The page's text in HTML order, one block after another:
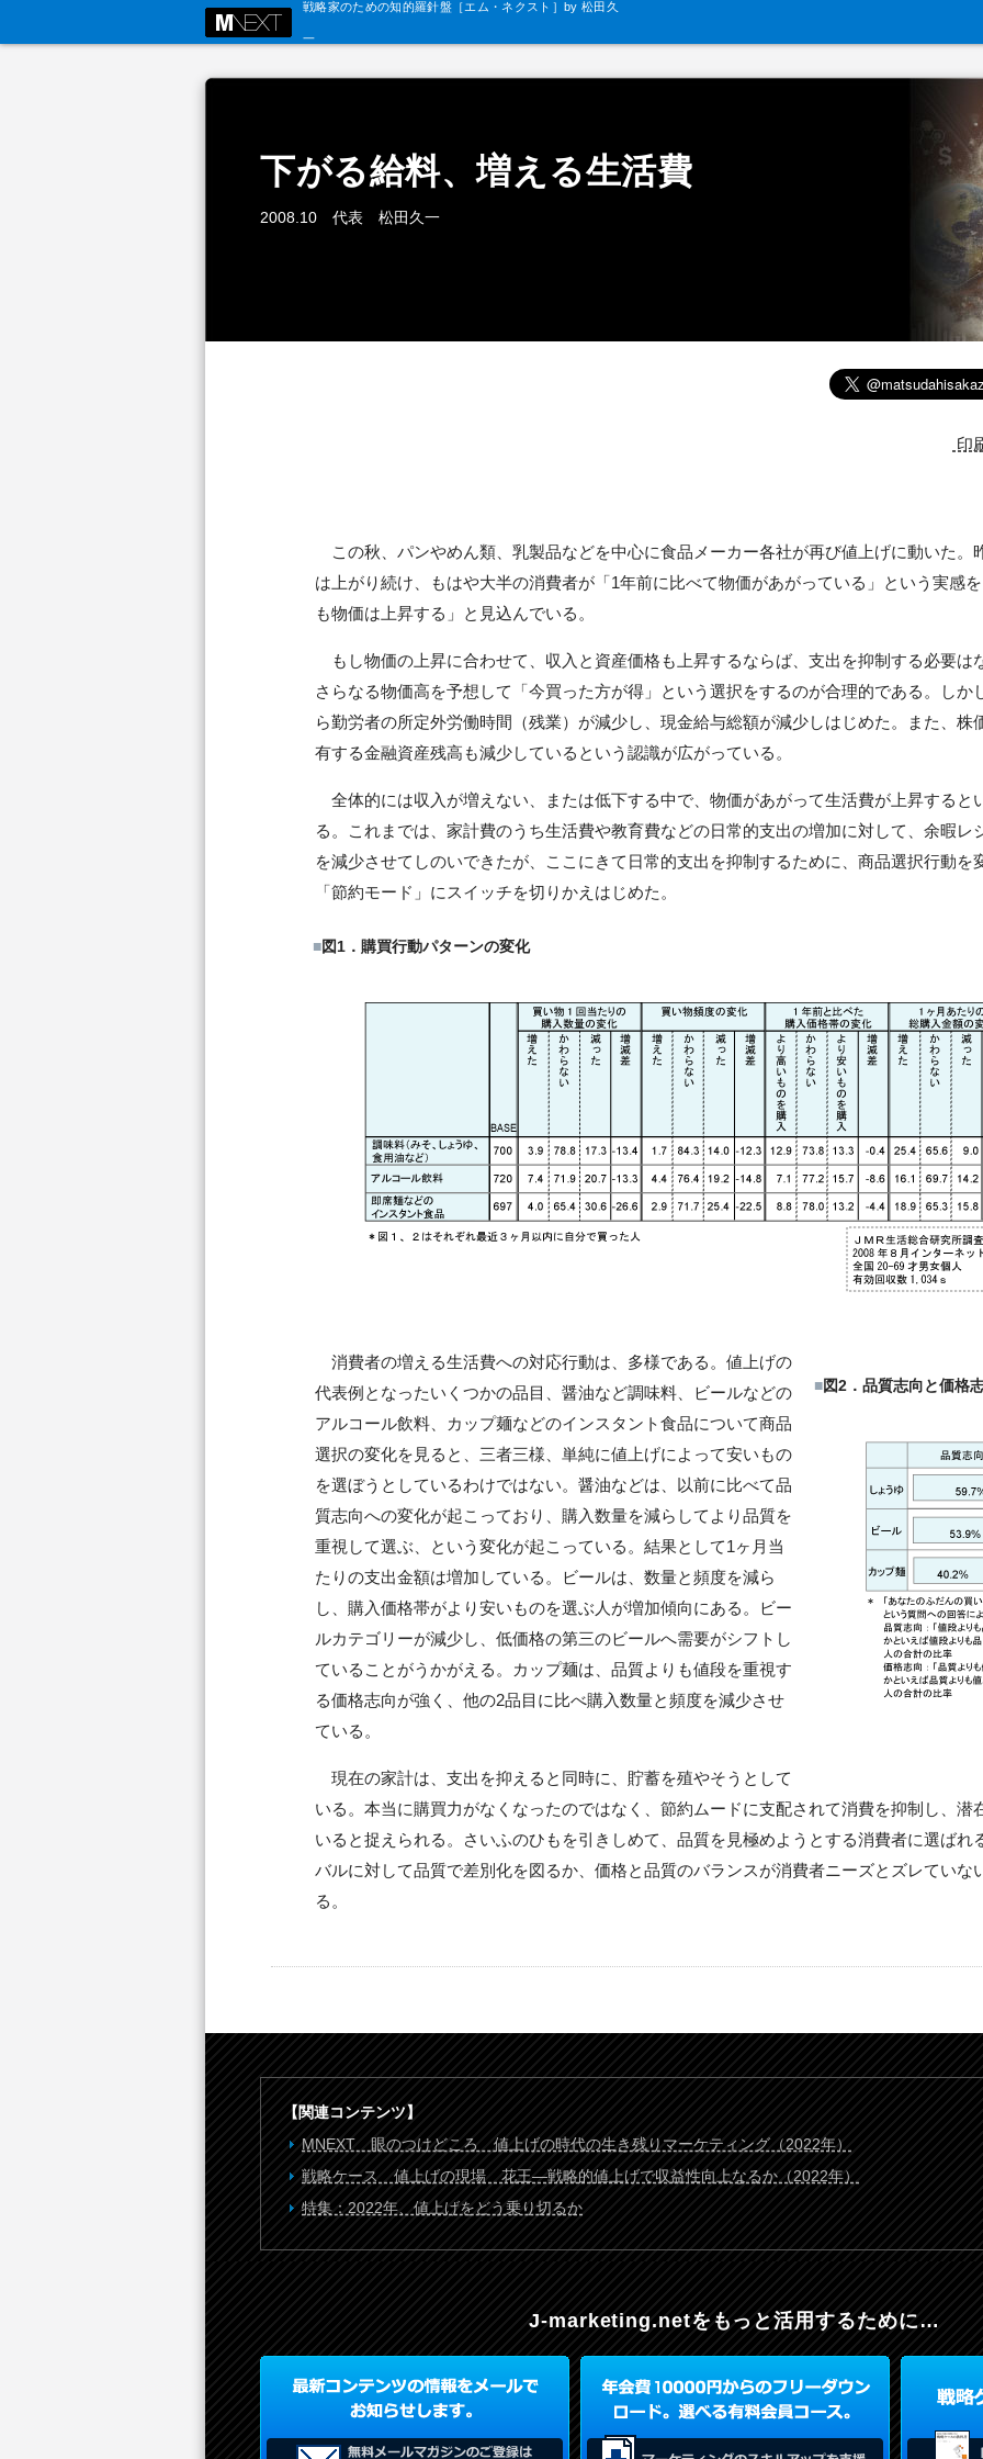
戦略家のための知的羅針盤［エム・ネクスト］by 松田久
一
下がる給料、増える生活費
2008.10 代表 松田久一
印
この秋、パンやめん類、乳製品などを中心に食品メーカー各社が再び値上げに動いた。
は上がり続け、もはや大半の消費者が「1年前に比べて物価があがっている」という実感
も物価は上昇する」と見込んでいる。
もし物価の上昇に合わせて、収入と資産価格も上昇するならば、支出を抑制する必要は
さらなる物価高を予想して「今買った方が得」という選択をするのが合理的である。しか
ら勤労者の所定外労働時間（残業）が減少し、現金給与総額が減少しはじめた。また、株
有する金融資産残高も減少しているという認識が広がっている。
全体的には収入が増えない、または低下する中で、物価があがって生活費が上昇すると
る。これまでは、家計費のうち生活費や教育費などの日常的支出の増加に対して、余暇レ
を減少させてしのいできたが、ここにきて日常的支出を抑制するために、商品選択行動を
「節約モード」にスイッチを切りかえはじめた。
■図1．購買行動パターンの変化
■図2．品質志向と価格
消費者の増える生活費への対応行動は、多様である。値上げの
代表例となったいくつかの品目、醤油など調味料、ビールなどの
アルコール飲料、カップ麺などのインスタント食品について商品
選択の変化を見ると、三者三様、単純に値上げによって安いもの
を選ぼうとしているわけではない。醤油などは、以前に比べて品
質志向への変化が起こっており、購入数量を減らしてより品質を
重視して選ぶ、という変化が起こっている。結果として1ヶ月当
たりの支出金額は増加している。ビールは、数量と頻度を減ら
し、購入価格帯がより安いものを選ぶ人が増加傾向にある。ビー
ルカテゴリーが減少し、低価格の第三のビールへ需要がシフトし
ていることがうかがえる。カップ麺は、品質よりも値段を重視す
る価格志向が強く、他の2品目に比べ購入数量と頻度を減少させ
ている。
現在の家計は、支出を抑えると同時に、貯蓄を殖やそうとして
いる。本当に購買力がなくなったのではなく、節約ムードに支配されて消費を抑制し、潜
いると捉えられる。さいふのひもを引きしめて、品質を見極めようとする消費者に選ばれ
バルに対して品質で差別化を図るか、価格と品質のバランスが消費者ニーズとズレていな
る。
【関連コンテンツ】
MNEXT 眼のつけどころ 値上げの時代の生き残りマーケティング（2022年）
戦略ケース 値上げの現場 花王―戦略的値上げで収益性向上なるか（2022年）
特集：2022年、値上げをどう乗り切るか
J-marketing.netを もっと活用するために…